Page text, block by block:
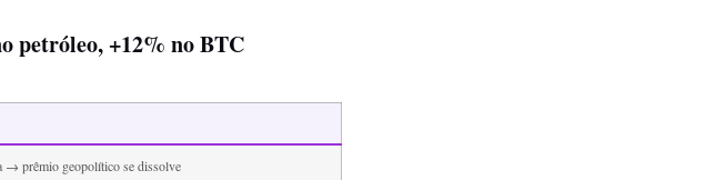
petróleo, +12% no BTC
prêmio geopolítico se dissolve